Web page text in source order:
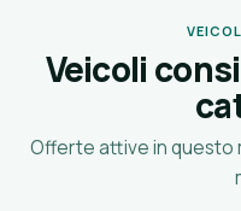
Veicoli
Offerte attive in questo